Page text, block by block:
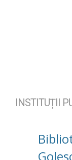
INSTITUȚII